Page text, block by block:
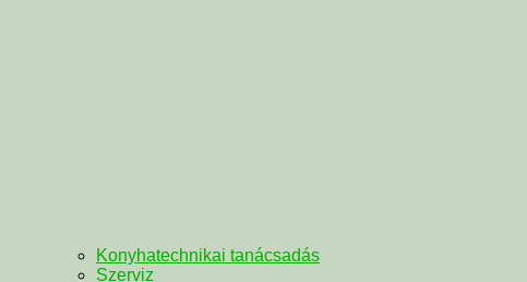
Konyhatechnikai tanácsadás
Szerviz